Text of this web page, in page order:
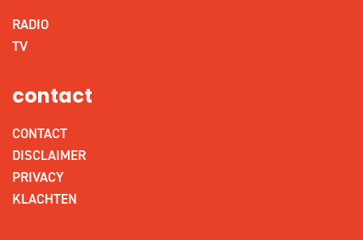
RADIO
TV
contact
CONTACT
DISCLAIMER
PRIVACY
KLACHTEN